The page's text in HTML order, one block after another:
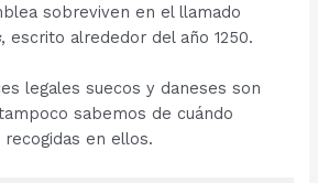
sobreviven en el llamado
, escrito alrededor del año 1250.
legales suecos y daneses son
sabemos de cuándo
en ellos.